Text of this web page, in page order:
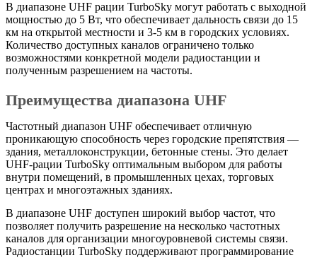
В диапазоне UHF рации TurboSky могут работать с выходной
мощностью до 5 Вт, что обеспечивает дальность связи до 15
км на открытой местности и 3-5 км в городских условиях.
Количество доступных каналов ограничено только
возможностями конкретной модели радиостанции и
полученным разрешением на частоты.
Преимущества диапазона UHF
Частотный диапазон UHF обеспечивает отличную
проникающую способность через городские препятствия —
здания, металлоконструкции, бетонные стены. Это делает
UHF-рации TurboSky оптимальным выбором для работы
внутри помещений, в промышленных цехах, торговых
центрах и многоэтажных зданиях.
В диапазоне UHF доступен широкий выбор частот, что
позволяет получить разрешение на несколько частотных
каналов для организации многоуровневой системы связи.
Радиостанции TurboSky поддерживают программирование